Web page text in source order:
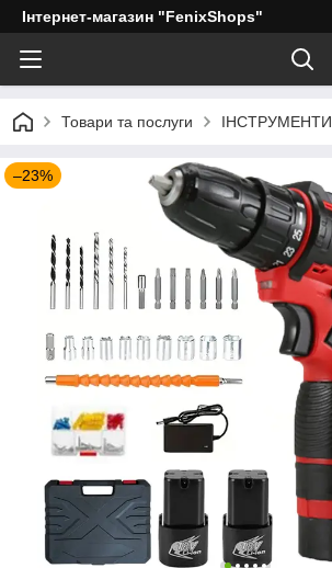
Інтернет-магазин "FenixShops"
Товари та послуги ІНСТРУМЕНТИ
–23%